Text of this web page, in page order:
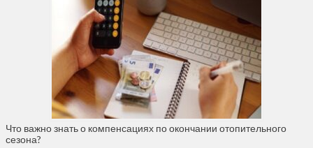
Что важно знать о компенсациях по окончании отопительного
сезона?